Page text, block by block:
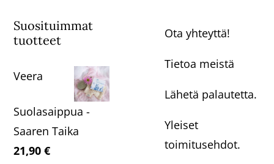
Suosituimmat
tuotteet
Veera
Suolasaippua -
Saaren Taika
21,90€
Ota yhteyttä!
Tietoa meistä
Lähetä palautetta.
Yleiset
toimitusehdot.